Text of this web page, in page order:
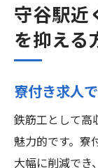
守谷駅近
を抑える
寮付き求人
鉄筋工として高
魅力的です。寮
大幅に削減でき